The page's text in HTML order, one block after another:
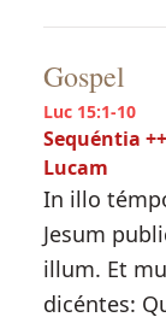
Gospel
Luc 15:1-10
Sequéntia
Lucam
In illo
Jesum
illum. Et
dicéntes: